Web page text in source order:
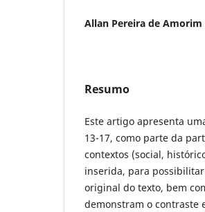
Allan Pereira de Amorim
Resumo
Este artigo apresenta
13-17, como parte da
contextos (social,
inserida, para
original do texto, bem
demonstram o contraste